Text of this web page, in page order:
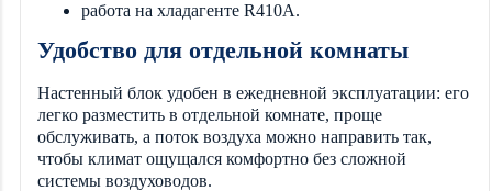
работа на хладагенте R410A.
Удобство для отдельной комнаты
Настенный блок удобен в ежедневной эксплуатации: его
легко разместить в отдельной комнате, проще
обслуживать, а поток воздуха можно направить так,
чтобы климат ощущался комфортно без сложной
системы воздуховодов.